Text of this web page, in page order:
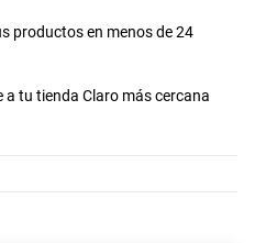
productos en menos de 24
a tu tienda Claro más cercana